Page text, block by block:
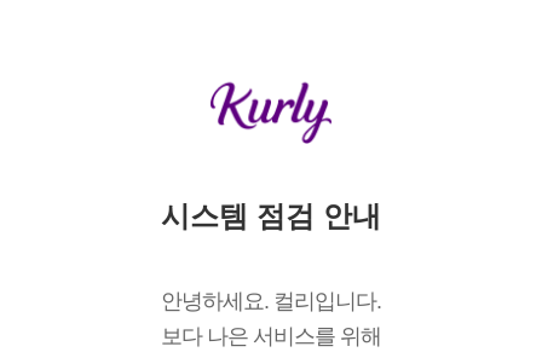
시스템 점검 안내
안녕하세요. 컬리입니다.
보다 나은 서비스를 위해